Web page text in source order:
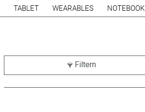
TABLET WEARABLES NOTEBOOK
Filtern